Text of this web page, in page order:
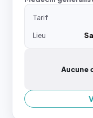
Tarif
Lieu
Aucune